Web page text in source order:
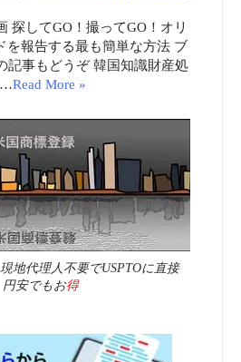
探してGO！撮ってGO！オリ
を報告する最も簡単な方法 ブ
記事もどうぞ 韓国知識財産処
…Read More »
代理人不要でUSPTOに直接
安でもお得